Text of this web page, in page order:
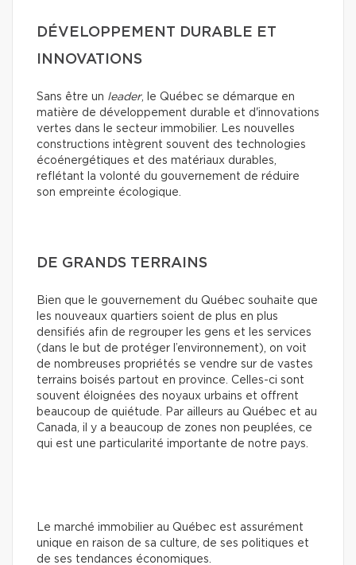
DÉVELOPPEMENT DURABLE ET
INNOVATIONS
Sans être un leader, le Québec se démarque en
matière de développement durable et d'innovations
vertes dans le secteur immobilier. Les nouvelles
constructions intègrent souvent des technologies
écoénergétiques et des matériaux durables,
reflétant la volonté du gouvernement de réduire
son empreinte écologique.
DE GRANDS TERRAINS
Bien que le gouvernement du Québec souhaite que
les nouveaux quartiers soient de plus en plus
densifiés afin de regrouper les gens et les services
(dans le but de protéger l’environnement), on voit
de nombreuses propriétés se vendre sur de vastes
terrains boisés partout en province. Celles-ci sont
souvent éloignées des noyaux urbains et offrent
beaucoup de quiétude. Par ailleurs au Québec et au
Canada, il y a beaucoup de zones non peuplées, ce
qui est une particularité importante de notre pays.
Le marché immobilier au Québec est assurément
unique en raison de sa culture, de ses politiques et
de ses tendances économiques.